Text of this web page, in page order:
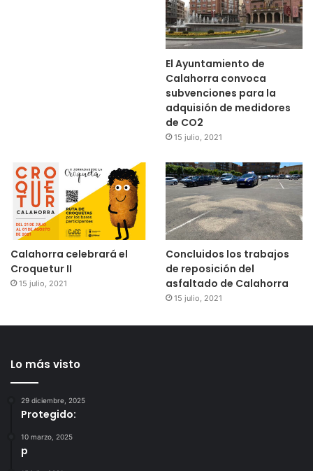
El Ayuntamiento de
Calahorra convoca
subvenciones para la
adquisión de medidores
de CO2
15 julio, 2021
Calahorra celebrará el
Croquetur II
15 julio, 2021
Concluidos los trabajos
de reposición del
asfaltado de Calahorra
15 julio, 2021
Lo más visto
29 diciembre, 2025
Protegido:
10 marzo, 2025
p